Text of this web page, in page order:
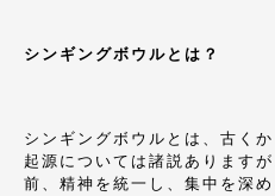
シンギングボウルとは？
シンギングボウルとは、古く
起源については諸説あります
前、精神を統一し、集中を深